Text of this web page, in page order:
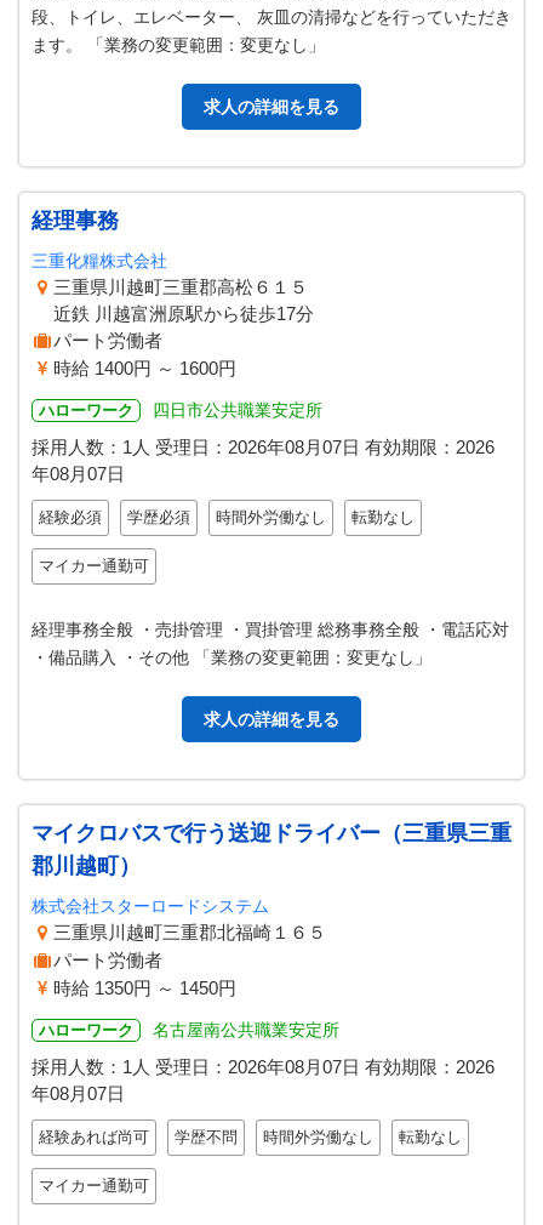
段、トイレ、エレベーター、 灰皿の清掃などを行っていただき
ます。 「業務の変更範囲：変更なし」
求人の詳細を見る
経理事務
三重化糧株式会社
三重県川越町三重郡高松６１５
近鉄 川越富洲原駅から徒歩17分
パート労働者
時給 1400円 ～ 1600円
ハローワーク 四日市公共職業安定所
採用人数：1人 受理日： 2026年08月07日 有効期限： 2026
年08月07日
経験必須 学歴必須 時間外労働なし 転勤なし
マイカー通勤可
経理事務全般 ・売掛管理 ・買掛管理 総務事務全般 ・電話応対
・備品購入 ・その他 「業務の変更範囲：変更なし」
求人の詳細を見る
マイクロバスで行う送迎ドライバー（三重県三重
郡川越町）
株式会社スターロードシステム
三重県川越町三重郡北福崎１６５
パート労働者
時給 1350円 ～ 1450円
ハローワーク 名古屋南公共職業安定所
採用人数：1人 受理日： 2026年08月07日 有効期限： 2026
年08月07日
経験あれば尚可 学歴不問 時間外労働なし 転勤なし
マイカー通勤可